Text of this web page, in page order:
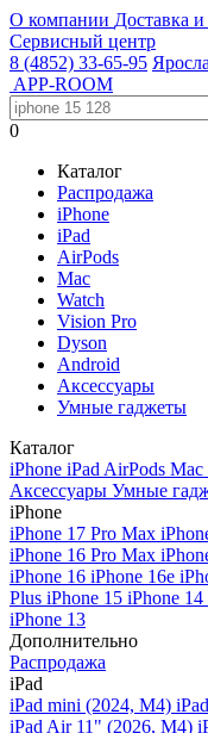
О компании Доставка и
Сервисный центр
8 (4852) 33-65-95
APP-ROOM
0
Каталог
Распродажа
iPhone
iPad
AirPods
Mac
Watch
Vision Pro
Dyson
Android
Аксессуары
Умные гаджеты
Каталог
iPhone iPad AirPods Mac
Аксессуары Умные
iPhone
iPhone 17 Pro Max
iPhone 16 Pro Max
iPhone 16 iPhone 16e
Plus iPhone 15 iPhone 14
iPhone 13
Дополнительно
Распродажа
iPad
iPad mini (2024, M4)
iPad Air 11" (2026, M4)